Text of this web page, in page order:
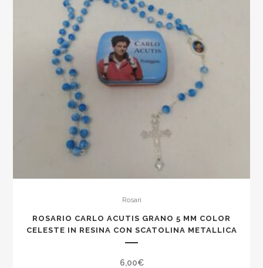
Rosari
ROSARIO CARLO ACUTIS GRANO 5 MM COLOR
CELESTE IN RESINA CON SCATOLINA METALLICA
6,00€